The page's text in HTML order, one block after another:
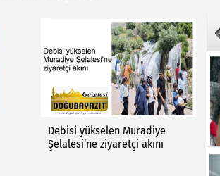
Debisi yükselen Muradiye
Şelalesi’ne ziyaretçi akını